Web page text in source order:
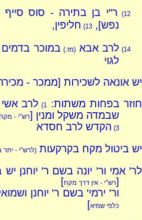
12)
ר"י בן בתירה - סוס סייף
נפש],13) חליפין,
14) לרב אבא(מז.) במוכר
לגוי
יש אונאה לשכירות [ממכר -
חוזר בפחות משתות:
1) לרב
שבמדה משקל ומנין [רש"י -
3) הקדש לרב חסדא
יש ביטול מקח בקרקעות (לרש"י - יתר
לר' אמי ור' יונה בשם ר' יוחנן
[רש"י - אין דרך מקח]
ור' ירמי' בשם ר' יוחנן
כלפי שמיא]